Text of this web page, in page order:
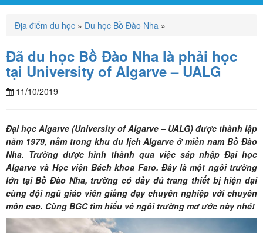
Địa điểm du học » Du học Bồ Đào Nha »
Đã du học Bồ Đào Nha là phải học
tại University of Algarve – UALG
11/10/2019
Đại học Algarve (University of Algarve – UALG) được thành lập
năm 1979, nằm trong khu du lịch Algarve ở miền nam Bồ Đào
Nha. Trường được hình thành qua việc sáp nhập Đại học
Algarve và Học viện Bách khoa Faro. Đây là một ngôi trường
lớn tại Bồ Đào Nha, trường có đầy đủ trang thiết bị hiện đại
cùng đội ngũ giáo viên giảng dạy chuyên nghiệp với chuyên
môn cao. Cùng BGC tìm hiểu về ngôi trường mơ ước này nhé!